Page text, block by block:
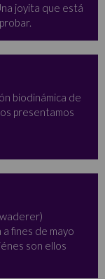
joyita que está
biodinámica de
presentamos
fines de mayo
son ellos